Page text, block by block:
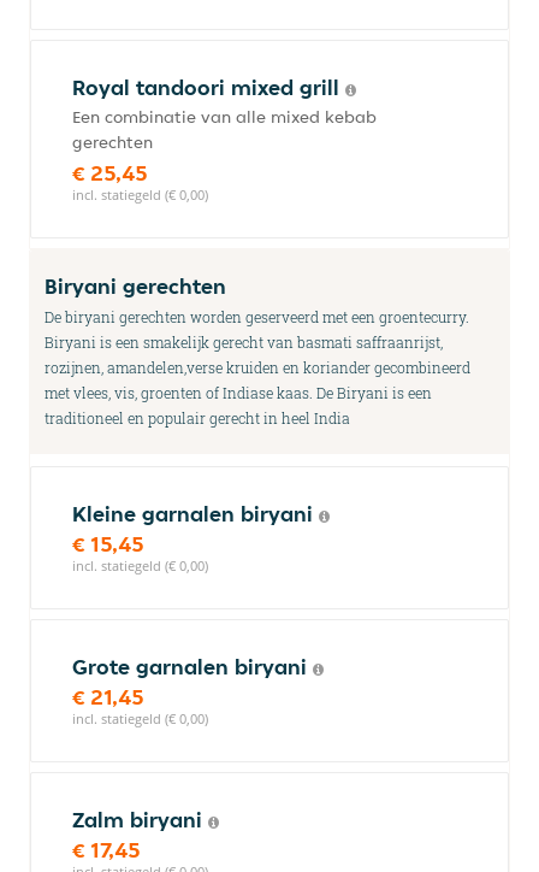
Royal tandoori mixed grill
Een combinatie van alle mixed kebab
gerechten
€ 25,45
incl. statiegeld (€ 0,00)
Biryani gerechten
De biryani gerechten worden geserveerd met een groentecurry.
Biryani is een smakelijk gerecht van basmati saffraanrijst,
rozijnen, amandelen,verse kruiden en koriander gecombineerd
met vlees, vis, groenten of Indiase kaas. De Biryani is een
traditioneel en populair gerecht in heel India
Kleine garnalen biryani
€ 15,45
incl. statiegeld (€ 0,00)
Grote garnalen biryani
€ 21,45
incl. statiegeld (€ 0,00)
Zalm biryani
€ 17,45